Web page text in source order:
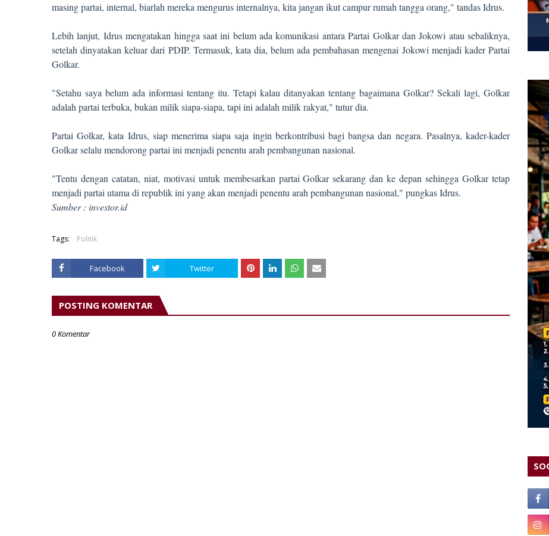
masing partai, internal, biarlah mereka mengurus internalnya, kita jangan ikut campur rumah tangga orang," tandas Idrus.
Lebih lanjut, Idrus mengatakan hingga saat ini belum ada komunikasi antara Partai Golkar dan Jokowi atau sebaliknya,
setelah dinyatakan keluar dari PDIP. Termasuk, kata dia, belum ada pembahasan mengenai Jokowi menjadi kader Partai
Golkar.
"Setahu saya belum ada informasi tentang itu. Tetapi kalau ditanyakan tentang bagaimana Golkar? Sekali lagi, Golkar
adalah partai terbuka, bukan milik siapa-siapa, tapi ini adalah milik rakyat," tutur dia.
Partai Golkar, kata Idrus, siap menerima siapa saja ingin berkontribusi bagi bangsa dan negara. Pasalnya, kader-kader
Golkar selalu mendorong partai ini menjadi penentu arah pembangunan nasional.
"Tentu dengan catatan, niat, motivasi untuk membesarkan partai Golkar sekarang dan ke depan sehingga Golkar tetap
menjadi partai utama di republik ini yang akan menjadi penentu arah pembangunan nasional," pungkas Idrus.
Sumber : investor.id
Tags: Politik
Facebook Twitter
POSTING KOMENTAR
0 Komentar